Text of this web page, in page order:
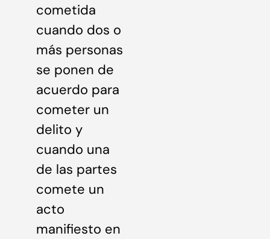
cometida
cuando dos o
más personas
se ponen de
acuerdo para
cometer un
delito y
cuando una
de las partes
comete un
acto
manifiesto en